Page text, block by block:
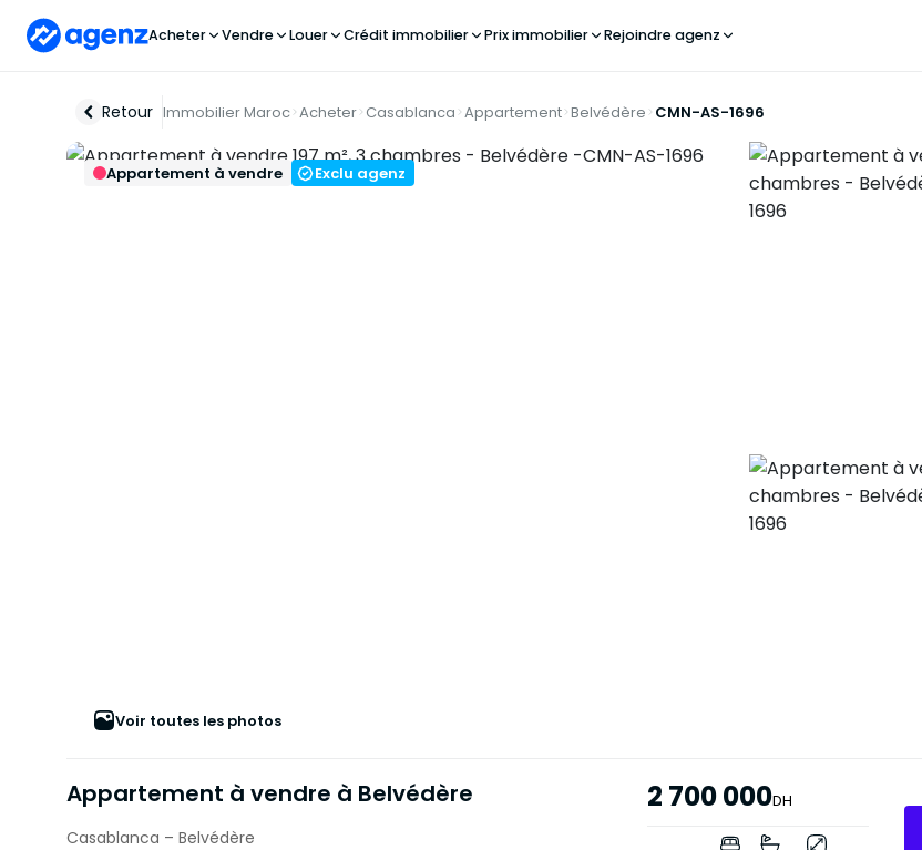
Acheter Vendre Louer Crédit immobilier Prix immobilier Rejoindre agenz
Retour Immobilier Maroc Acheter Casablanca Appartement Belvédère CMN-AS-1696
Voir toutes les photos
Appartement à vendre Exclu agenz
Appartement à vendre à Belvédère 2 700 000DH
Casablanca – Belvédère